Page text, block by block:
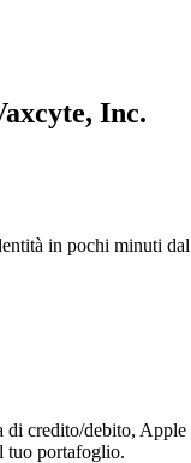
Inc.
in pochi minuti dal
di credito/debito, Apple
tuo portafoglio.